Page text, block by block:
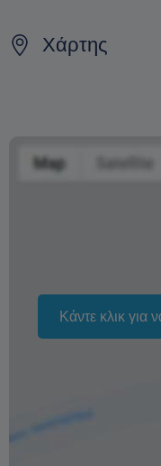
Η αλλαγή της
επιπλέον χρέωση
Χάρτης
Κάντε κλικ για